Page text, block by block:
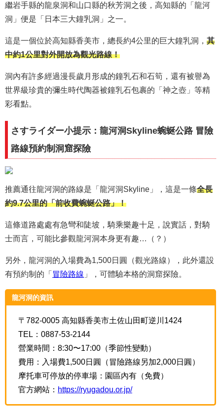
繼岩手縣的龍泉洞和山口縣的秋芳洞之後，高知縣的「龍河
洞」便是「日本三大鐘乳洞」之一。
這是一個位於高知縣香美市，總長約4公里的巨大鐘乳洞， 其
中約1公里對外開放為觀光路線！
洞內有許多經過漫長歲月形成的鐘乳石和石筍，還有被譽為
世界級珍貴的彌生時代陶器被鐘乳石包裹的「神之壺」等精
彩看點。
さすライダー小提示：龍河洞Skyline蜿蜒公路 冒險
路線預約制洞窟探險
推薦通往龍河洞的路線是「龍河洞Skyline」，這是一條全長
約9.7公里的「前收費蜿蜒公路」！
這條道路處處有急彎和陡坡，騎乘樂趣十足，說實話，對騎
士而言，可能比參觀龍河洞本身更有趣…（？）
另外，龍河洞的入場費為1,500日圓（觀光路線），此外還設
有預約制的「 冒險路線 」，可體驗本格的洞窟探險。
龍河洞的資訊
〒782-0005 高知縣香美市土佐山田町逆川1424
TEL：0887-53-2144
營業時間：8:30〜17:00（季節性變動）
費用：入場費1,500日圓（冒險路線另加2,000日圓）
摩托車可停放的停車場：園區內有（免費）
官方網站： https://ryugadou.or.jp/